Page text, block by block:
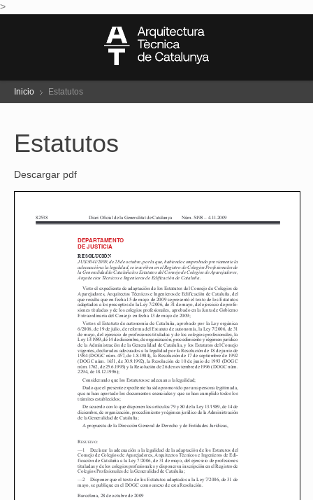
>
Inicio Estatutos
Estatutos
Descargar pdf